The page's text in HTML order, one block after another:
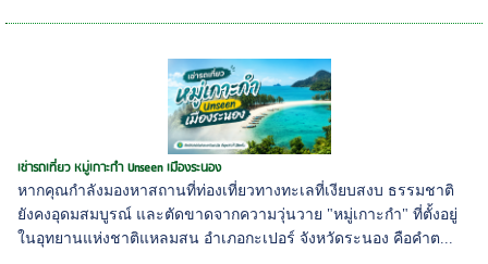
เช่ารถเที่ยว หมู่เกาะกำ Unseen เมืองระนอง
หากคุณกำลังมองหาสถานที่ท่องเที่ยวทางทะเลที่เงียบสงบ ธรรมชาติ
ยังคงอุดมสมบูรณ์ และตัดขาดจากความวุ่นวาย "หมู่เกาะกำ" ที่ตั้งอยู่
ในอุทยานแห่งชาติแหลมสน อำเภอกะเปอร์ จังหวัดระนอง คือคำต...